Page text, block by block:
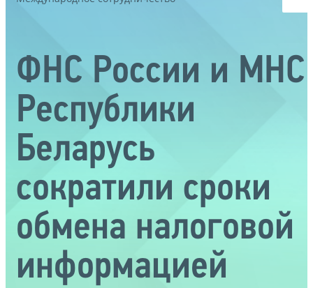
ФНС России и МНС
Республики
Беларусь
сократили сроки
обмена налоговой
информацией